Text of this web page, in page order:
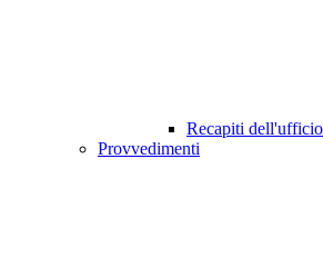
Recapiti
Provvedimenti